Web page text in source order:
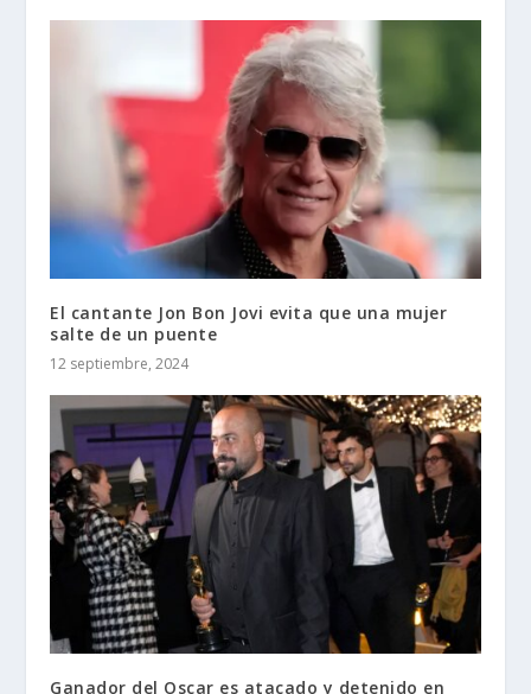
El cantante Jon Bon Jovi evita que una mujer
salte de un puente
12 septiembre, 2024
Ganador del Oscar es atacado y detenido en